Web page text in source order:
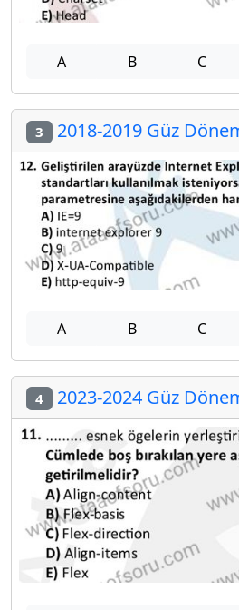
A B C
3 2018-2019 Güz
A B C
4 2023-2024 Güz